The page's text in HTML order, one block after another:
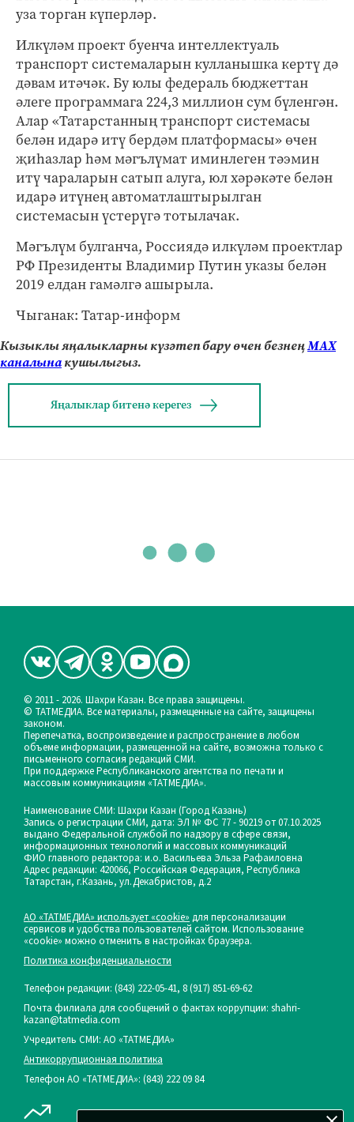
уза торган күперләр.
Илкүләм проект буенча интеллектуаль
транспорт системаларын кулланышка кертү дә
дәвам итәчәк. Бу юлы федераль бюджеттан
әлеге программага 224,3 миллион сум бүленгән.
Алар «Татарстанның транспорт системасы
белән идарә итү бердәм платформасы» өчен
җиһазлар һәм мәгълүмат иминлеген тәэмин
итү чараларын сатып алуга, юл хәрәкәте белән
идарә итүнең автоматлаштырылган
системасын үстерүгә тотылачак.
Мәгълүм булганча, Россиядә илкүләм проектлар
РФ Президенты Владимир Путин указы белән
2019 елдан гамәлгә ашырыла.
Чыганак: Татар-информ
Кызыклы яңалыкларны күзәтеп бару өчен безнеңМАХ
каналынакушылыгыз.
Яңалыклар битенә керегез
© 2011 - 2026. Шахри Казан. Все права защищены.
© ТАТМЕДИА. Все материалы, размещенные на сайте, защищены
законом.
Перепечатка, воспроизведение и распространение в любом
объеме информации, размещенной на сайте, возможна только с
письменного согласия редакций СМИ.
При поддержке Республиканского агентства по печати и
массовым коммуникациям «ТАТМЕДИА».
Наименование СМИ: Шахри Казан (Город Казань)
Запись о регистрации СМИ, дата: ЭЛ № ФС 77 - 90219 от 07.10.2025
выдано Федеральной службой по надзору в сфере связи,
информационных технологий и массовых коммуникаций
ФИО главного редактора: и.о. Васильева Эльза Рафаиловна
Адрес редакции: 420066, Российская Федерация, Республика
Татарстан, г.Казань, ул.Декабристов, д.2
АО «ТАТМЕДИА» использует «cookie» для персонализации
сервисов и удобства пользователей сайтом. Использование
«cookie» можно отменить в настройках браузера.
Политика конфиденциальности
Телефон редакции: (843) 222-05-41, 8 (917) 851-69-62
Почта филиала для сообщений о фактах коррупции: shahri-
kazan@tatmedia.com
Учредитель СМИ: АО «ТАТМЕДИА»
Антикоррупционная политика
Телефон АО «ТАТМЕДИА»: (843) 222 09 84